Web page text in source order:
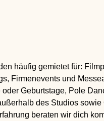
häufig gemietet für:
Firmenevents und
Geburtstage, Pole
des Studios
beraten wir dich